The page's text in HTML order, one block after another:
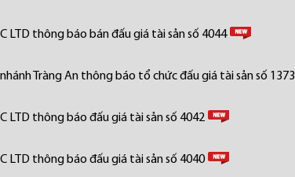
LTD thông báo bán đấu giá tài sản số 4044
Tràng An thông báo tổ chức đấu giá tài sản số 1373
LTD thông báo đấu giá tài sản số 4042
LTD thông báo đấu giá tài sản số 4040